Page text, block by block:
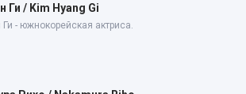
Ги / Kim Hyang Gi
- южнокорейская актриса.